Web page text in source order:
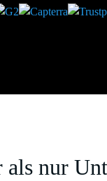
als nur